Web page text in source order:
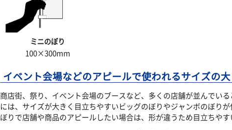
ミニのぼり
100×300mm
イベント会場などのアピールで使われるサイズの
商店街、祭り、イベント会場のブースなど、多くの店舗が並んでい
には、サイズが大きく目立ちやすいビッグのぼりやジャンボのぼり
ぼりで店舗や商品のアピールしたい場合は、形が違うため目立ちや